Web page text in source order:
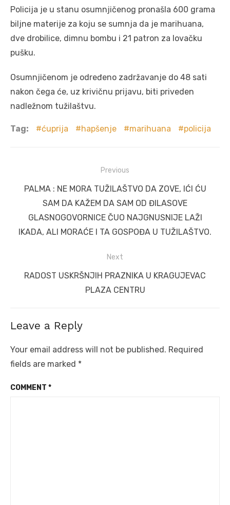
Policija je u stanu osumnjičenog pronašla 600 grama
biljne materije za koju se sumnja da je marihuana,
dve drobilice, dimnu bombu i 21 patron za lovačku
pušku.
Osumnjičenom je određeno zadržavanje do 48 sati
nakon čega će, uz krivičnu prijavu, biti priveden
nadležnom tužilaštvu.
Tag: ćuprija hapšenje marihuana policija
navigation
Previous
Previous
PALMA : NE MORA TUŽILAŠTVO DA ZOVE, IĆI ĆU
SAM DA KAŽEM DA SAM OD ĐILASOVE
GLASNOGOVORNICE ČUO NAJGNUSNIJE LAŽI
IKADA, ALI MORAĆE I TA GOSPOĐA U TUŽILAŠTVO.
Next
Next
RADOST USKRŠNJIH PRAZNIKA U KRAGUJEVAC
PLAZA CENTRU
Leave a Reply
Your email address will not be published. Required
fields are marked *
COMMENT *